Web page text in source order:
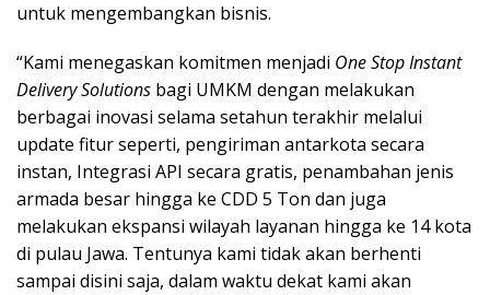
untuk mengembangkan bisnis.
“Kami menegaskan komitmen menjadi One Stop Instant
Delivery Solutions bagi UMKM dengan melakukan
berbagai inovasi selama setahun terakhir melalui
update fitur seperti, pengiriman antarkota secara
instan, Integrasi API secara gratis, penambahan jenis
armada besar hingga ke CDD 5 Ton dan juga
melakukan ekspansi wilayah layanan hingga ke 14 kota
di pulau Jawa. Tentunya kami tidak akan berhenti
sampai disini saja, dalam waktu dekat kami akan